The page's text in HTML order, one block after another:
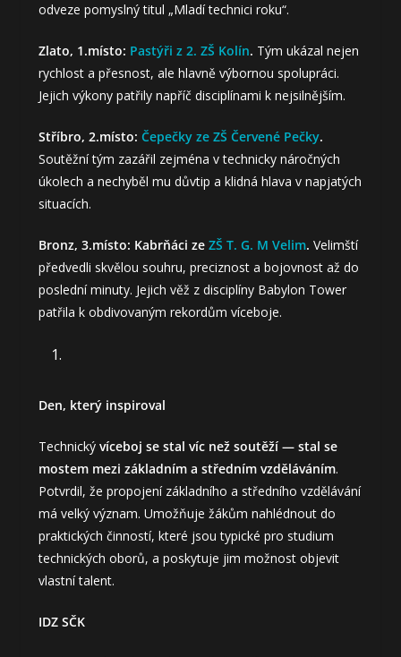
odveze pomyslný titul „Mladí technici roku“.
Zlato, 1.místo: Pastýři z 2. ZŠ Kolín. Tým ukázal nejen
rychlost a přesnost, ale hlavně výbornou spolupráci.
Jejich výkony patřily napříč disciplínami k nejsilnějším.
Stříbro, 2.místo: Čepečky ze ZŠ Červené Pečky.
Soutěžní tým zazářil zejména v technicky náročných
úkolech a nechyběl mu důvtip a klidná hlava v napjatých
situacích.
Bronz, 3.místo: Kabrňáci ze ZŠ T. G. M Velim. Velimští
předvedli skvělou souhru, preciznost a bojovnost až do
poslední minuty. Jejich věž z disciplíny Babylon Tower
patřila k obdivovaným rekordům víceboje.
Den, který inspiroval
Technický víceboj se stal víc než soutěží — stal se
mostem mezi základním a středním vzděláváním.
Potvrdil, že propojení základního a středního vzdělávání
má velký význam. Umožňuje žákům nahlédnout do
praktických činností, které jsou typické pro studium
technických oborů, a poskytuje jim možnost objevit
vlastní talent.
IDZ SČK